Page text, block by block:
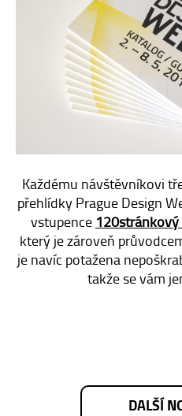
Každému návštěvníkovi
přehlídky Prague Design
vstupence
který je zároveň
je navíc potažena
takže se vám
DALŠÍ
KONTAKT